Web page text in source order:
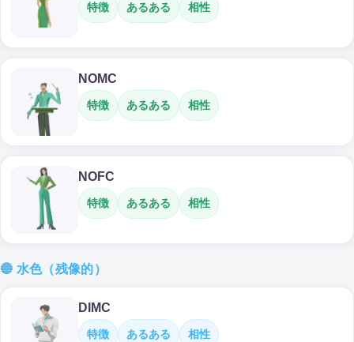
特徴 あるある 相性
NOMC
特徴 あるある 相性
NOFC
特徴 あるある 相性
🔵 水色（残像的）
DIMC
特徴 あるある 相性